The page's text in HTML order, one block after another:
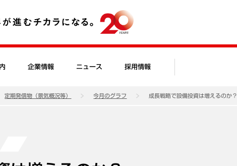
企業情報 ニュース 採用情報
定期発信物（景気概況等） 今月のグラフ 成長戦略で設備投資は増えるのか？